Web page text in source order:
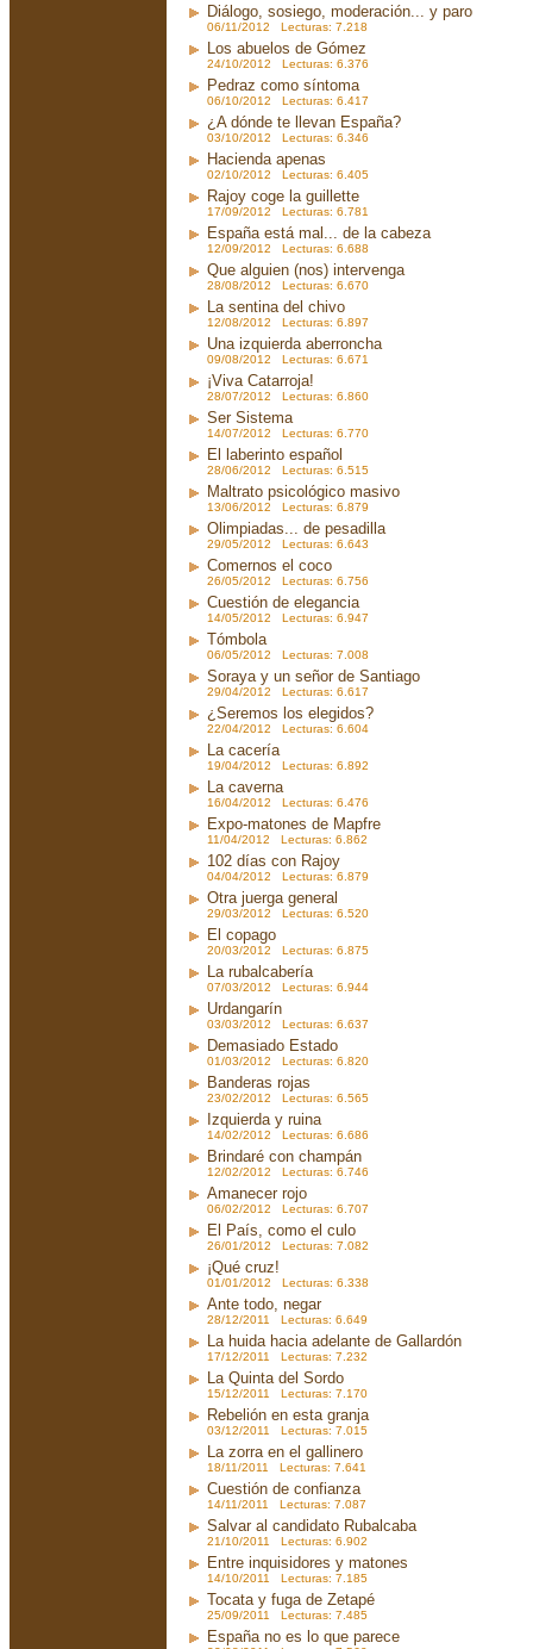
Diálogo, sosiego, moderación... y paro
06/11/2012 Lecturas: 7.218
Los abuelos de Gómez
24/10/2012 Lecturas: 6.376
Pedraz como síntoma
06/10/2012 Lecturas: 6.417
¿A dónde te llevan España?
03/10/2012 Lecturas: 6.346
Hacienda apenas
02/10/2012 Lecturas: 6.405
Rajoy coge la guillette
17/09/2012 Lecturas: 6.781
España está mal... de la cabeza
12/09/2012 Lecturas: 6.688
Que alguien (nos) intervenga
28/08/2012 Lecturas: 6.670
La sentina del chivo
12/08/2012 Lecturas: 6.897
Una izquierda aberroncha
09/08/2012 Lecturas: 6.671
¡Viva Catarroja!
28/07/2012 Lecturas: 6.860
Ser Sistema
14/07/2012 Lecturas: 6.770
El laberinto español
28/06/2012 Lecturas: 6.515
Maltrato psicológico masivo
13/06/2012 Lecturas: 6.879
Olimpiadas... de pesadilla
29/05/2012 Lecturas: 6.643
Comernos el coco
26/05/2012 Lecturas: 6.756
Cuestión de elegancia
14/05/2012 Lecturas: 6.947
Tómbola
06/05/2012 Lecturas: 7.008
Soraya y un señor de Santiago
29/04/2012 Lecturas: 6.617
¿Seremos los elegidos?
22/04/2012 Lecturas: 6.604
La cacería
19/04/2012 Lecturas: 6.892
La caverna
16/04/2012 Lecturas: 6.476
Expo-matones de Mapfre
11/04/2012 Lecturas: 6.862
102 días con Rajoy
04/04/2012 Lecturas: 6.879
Otra juerga general
29/03/2012 Lecturas: 6.520
El copago
20/03/2012 Lecturas: 6.875
La rubalcabería
07/03/2012 Lecturas: 6.944
Urdangarín
03/03/2012 Lecturas: 6.637
Demasiado Estado
01/03/2012 Lecturas: 6.820
Banderas rojas
23/02/2012 Lecturas: 6.565
Izquierda y ruina
14/02/2012 Lecturas: 6.686
Brindaré con champán
12/02/2012 Lecturas: 6.746
Amanecer rojo
06/02/2012 Lecturas: 6.707
El País, como el culo
26/01/2012 Lecturas: 7.082
¡Qué cruz!
01/01/2012 Lecturas: 6.338
Ante todo, negar
28/12/2011 Lecturas: 6.649
La huida hacia adelante de Gallardón
17/12/2011 Lecturas: 7.232
La Quinta del Sordo
15/12/2011 Lecturas: 7.170
Rebelión en esta granja
03/12/2011 Lecturas: 7.015
La zorra en el gallinero
18/11/2011 Lecturas: 7.641
Cuestión de confianza
14/11/2011 Lecturas: 7.087
Salvar al candidato Rubalcaba
21/10/2011 Lecturas: 6.902
Entre inquisidores y matones
14/10/2011 Lecturas: 7.185
Tocata y fuga de Zetapé
25/09/2011 Lecturas: 7.485
España no es lo que parece